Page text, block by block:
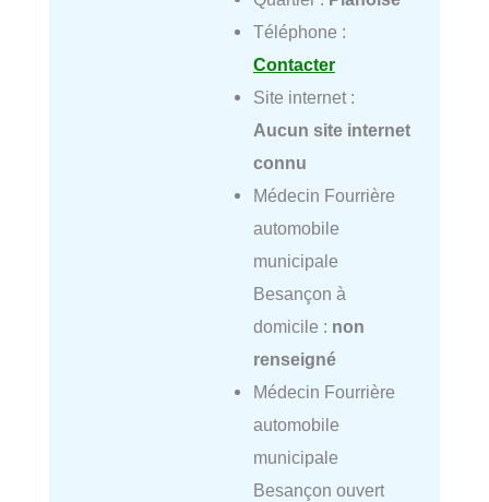
Téléphone :
Contacter
Site internet :
Aucun site internet
connu
Médecin Fourrière
automobile
municipale
Besançon à
domicile : non
renseigné
Médecin Fourrière
automobile
municipale
Besançon ouvert